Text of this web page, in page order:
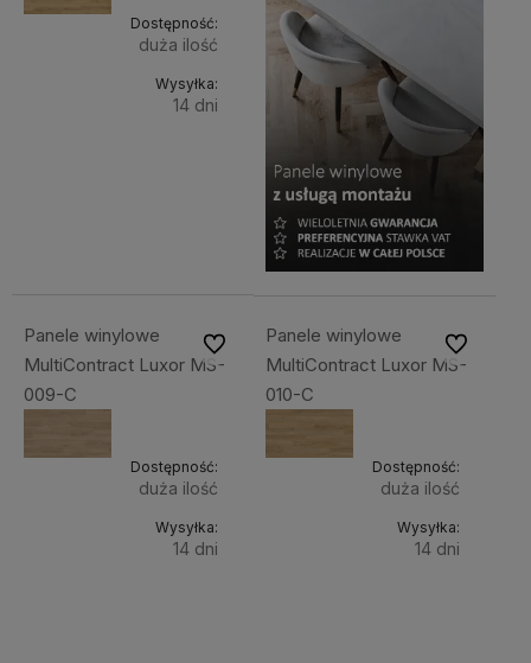
Dostępność:
duża ilość
Wysyłka:
14 dni
koszyka
Panele winylowe
MultiContract Luxor MS-
009-C
Dostępność:
duża ilość
Wysyłka:
14 dni
Do ulubionychPanele winylowe
MultiContract Luxor MS-
010-C
Dostępność:
duża ilość
Wysyłka:
14 dni
Do